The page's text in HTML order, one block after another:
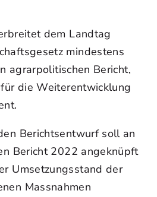
dem Landtag
mindestens
agrarpolitischen Bericht,
die Weiterentwicklung
Berichtsentwurf soll an
Bericht 2022 angeknüpft
Umsetzungsstand der
Massnahmen